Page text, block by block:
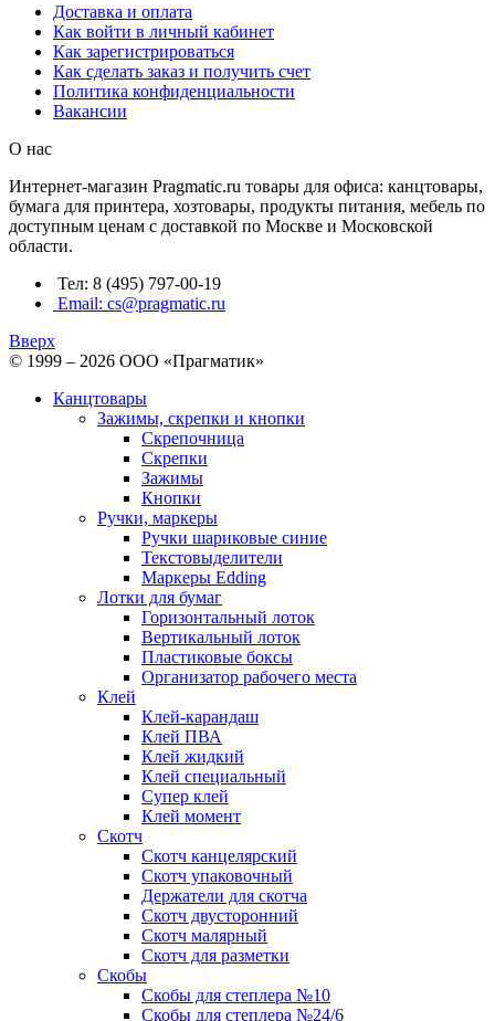
Доставка и оплата
Как войти в личный кабинет
Как зарегистрироваться
Как сделать заказ и получить счет
Политика конфиденциальности
Вакансии
О нас
Интернет-магазин Pragmatic.ru товары для офиса: канцтовары,
бумага для принтера, хозтовары, продукты питания, мебель по
доступным ценам с доставкой по Москве и Московской
области.
Тел: 8 (495) 797-00-19
Email: cs@pragmatic.ru
Вверх
© 1999 – 2026 ООО «Прагматик»
Канцтовары
Зажимы, скрепки и кнопки
Скрепочница
Скрепки
Зажимы
Кнопки
Ручки, маркеры
Ручки шариковые синие
Текстовыделители
Маркеры Edding
Лотки для бумаг
Горизонтальный лоток
Вертикальный лоток
Пластиковые боксы
Организатор рабочего места
Клей
Клей-карандаш
Клей ПВА
Клей жидкий
Клей специальный
Супер клей
Клей момент
Скотч
Скотч канцелярский
Скотч упаковочный
Держатели для скотча
Скотч двусторонний
Скотч малярный
Скотч для разметки
Скобы
Скобы для степлера №10
Скобы для степлера №24/6